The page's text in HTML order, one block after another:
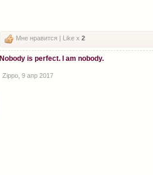
Мне нравится | Like x 2
Nobody is perfect. I am nobody.
Zippo 9 апр 2017